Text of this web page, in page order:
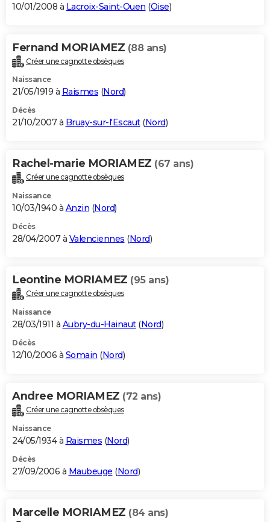
10/01/2008 à Lacroix-Saint-Ouen (Oise)
Fernand MORIAMEZ (88 ans)
Créer une cagnotte obsèques
Naissance
21/05/1919 à Raismes (Nord)
Décès
21/10/2007 à Bruay-sur-l'Escaut(Nord)
Rachel-marie MORIAMEZ (67 ans)
Créer une cagnotte obsèques
Naissance
10/03/1940 à Anzin (Nord)
Décès
28/04/2007 à Valenciennes (Nord)
Leontine MORIAMEZ (95 ans)
Créer une cagnotte obsèques
Naissance
28/03/1911 à Aubry-du-Hainaut(Nord)
Décès
12/10/2006 à Somain (Nord)
Andree MORIAMEZ (72 ans)
Créer une cagnotte obsèques
Naissance
24/05/1934 à Raismes (Nord)
Décès
27/09/2006 à Maubeuge (Nord)
Marcelle MORIAMEZ (84 ans)